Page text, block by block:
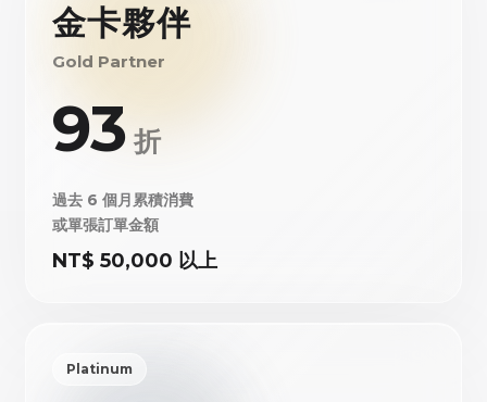
金卡夥伴
Gold Partner
93 折
過去 6 個月累積消費
或單張訂單金額
NT$ 50,000 以上
Platinum